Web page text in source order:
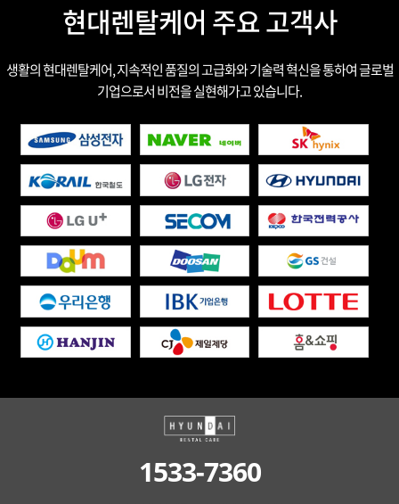
현대렌탈케어 주요 고객사
생활의 현대렌탈케어, 지속적인 품질의 고급화와 기술력 혁신을 통하여 글로벌
기업으로서 비전을 실현해가고 있습니다.
1533-7360